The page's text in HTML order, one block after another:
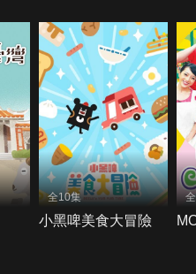
全10集
小黑啤美食大冒險